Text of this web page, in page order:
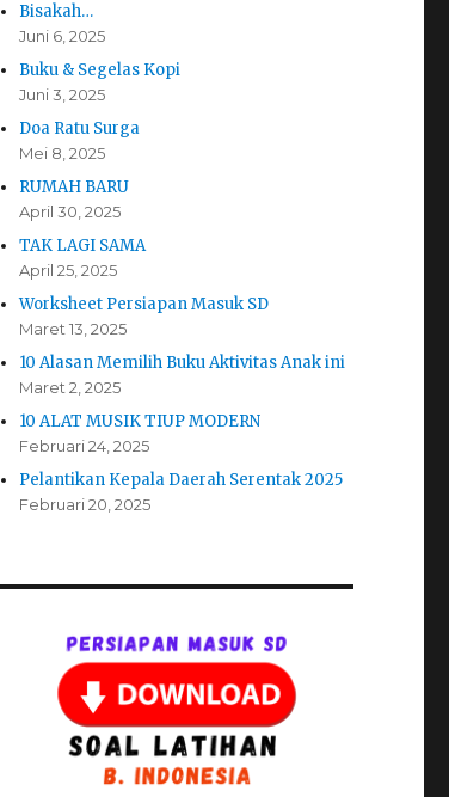
Bisakah…
Juni 6, 2025
Buku & Segelas Kopi
Juni 3, 2025
Doa Ratu Surga
Mei 8, 2025
RUMAH BARU
April 30, 2025
TAK LAGI SAMA
April 25, 2025
Worksheet Persiapan Masuk SD
Maret 13, 2025
10 Alasan Memilih Buku Aktivitas Anak ini
Maret 2, 2025
10 ALAT MUSIK TIUP MODERN
Februari 24, 2025
Pelantikan Kepala Daerah Serentak 2025
Februari 20, 2025